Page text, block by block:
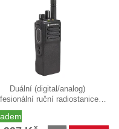
Duální (digital/analog)
ruční radiostanice…